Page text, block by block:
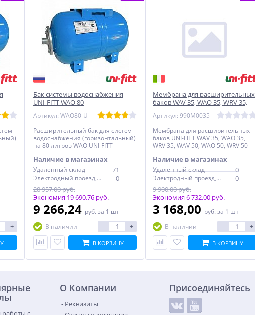
+
Бак системы водоснабжения
UNI-FITT WAО 80
Артикул: WAO80-U
Расширительный бак для систем
водоснабжения (горизонтальный)
на 80 литров WAO UNI-FITT
Наличие в магазинах
Удаленный склад 71
Электродный проезд, 6с1
0
28 957,00 руб.
Экономия 19 690,76 руб.
9 266,24 руб. за 1 шт
В наличии
- +
В КОРЗИНУ
Мембрана для расширительных
баков WAV 35, WAO 35, WRV 35,
WAV 50, WAO 50, WRV 50 (не
проходная)
Артикул: 990M0035
Мембрана для расширительных
баков UNI-FITT WAV 35, WAO 35,
WRV 35, WAV 50, WAO 50, WRV 50
Наличие в магазинах
Удаленный склад 0
Электродный проезд, 6с1
0
9 900,00 руб.
Экономия 6 732,00 руб.
3 168,00 руб. за 1 шт
В наличии
- +
В КОРЗИНУ
работы с
О Компании
Реквизиты
Присоединяйтесь